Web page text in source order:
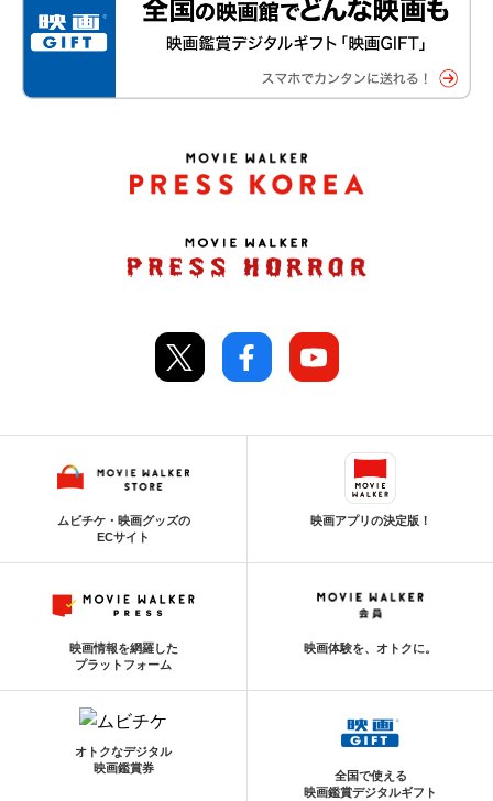
ムビチケ・映画グッズの
ECサイト
映画アプリの決定版！
映画情報を網羅した
プラットフォーム
映画体験を、オトクに。
オトクなデジタル
映画鑑賞券
全国で使える
映画鑑賞デジタルギフト